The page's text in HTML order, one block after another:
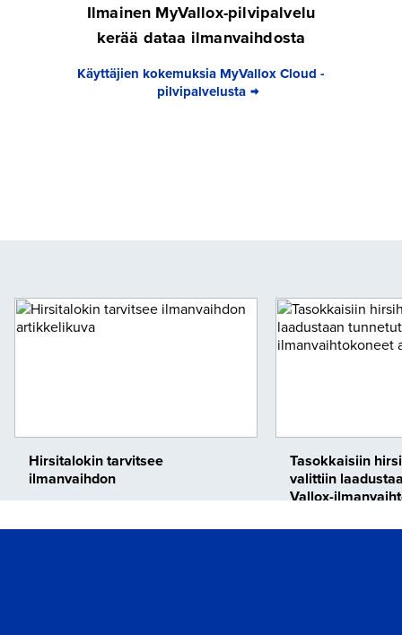
Ilmainen MyVallox-pilvipalvelu
kerää dataa ilmanvaihdosta
Käyttäjien kokemuksia MyVallox Cloud -
pilvipalvelusta
Hirsitalokin tarvitsee
ilmanvaihdon
Tasokkaisiin
valittiin
Vallox-